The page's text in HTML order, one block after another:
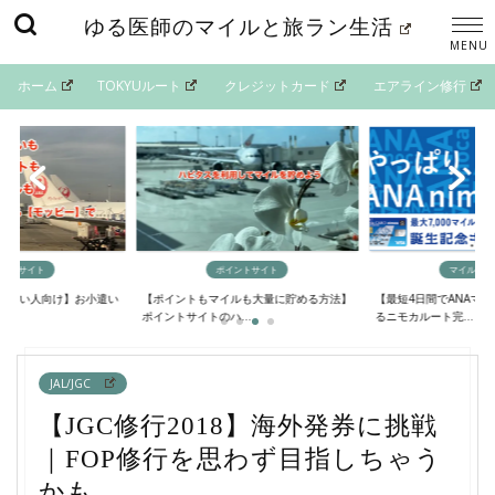
ゆる医師のマイルと旅ラン生活
ホーム TOKYUルート クレジットカード エアライン修行
トサイト
しい人向け】お小遣い
ポイントサイト
【ポイントもマイルも大量に貯める方法】
ポイントサイトのハ...
マイルの
【最短4日間でANAマ
るニモカルート完...
JAL/JGC
【JGC修行2018】海外発券に挑戦
｜FOP修行を思わず目指しちゃう